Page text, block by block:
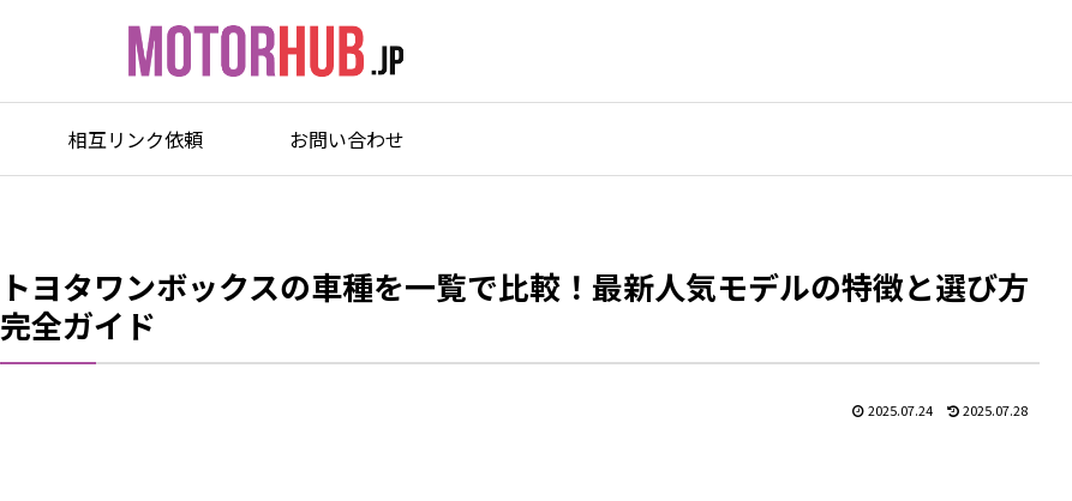
相互リンク依頼 お問い合わせ
トヨタワンボックスの車種を一覧で比較！最新人気モデルの特徴と選び方
完全ガイド
2025.07.24 2025.07.28